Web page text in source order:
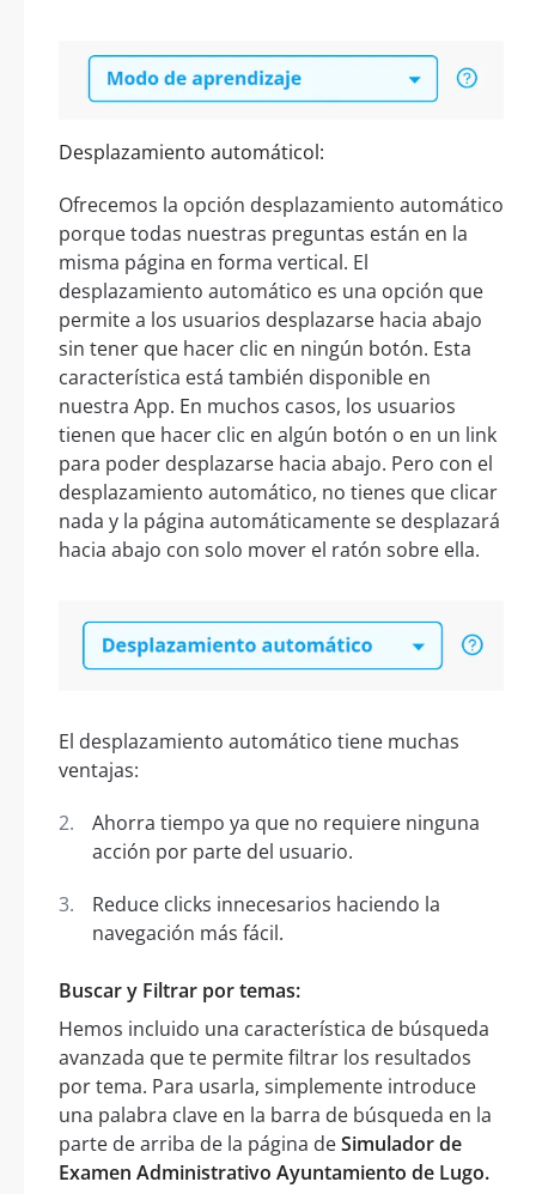
Desplazamiento automáticol:
Ofrecemos la opción desplazamiento automático
porque todas nuestras preguntas están en la
misma página en forma vertical. El
desplazamiento automático es una opción que
permite a los usuarios desplazarse hacia abajo
sin tener que hacer clic en ningún botón. Esta
característica está también disponible en
nuestra App. En muchos casos, los usuarios
tienen que hacer clic en algún botón o en un link
para poder desplazarse hacia abajo. Pero con el
desplazamiento automático, no tienes que clicar
nada y la página automáticamente se desplazará
hacia abajo con solo mover el ratón sobre ella.
El desplazamiento automático tiene muchas
ventajas:
Ahorra tiempo ya que no requiere ninguna
acción por parte del usuario.
Reduce clicks innecesarios haciendo la
navegación más fácil.
Buscar y Filtrar por temas:
Hemos incluido una característica de búsqueda
avanzada que te permite filtrar los resultados
por tema. Para usarla, simplemente introduce
una palabra clave en la barra de búsqueda en la
parte de arriba de la página deSimulador de
Examen Administrativo Ayuntamiento de Lugo.